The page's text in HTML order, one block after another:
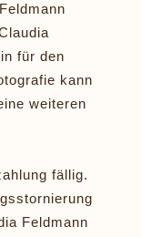
für den
kann
weiteren
fällig.
Feldmann